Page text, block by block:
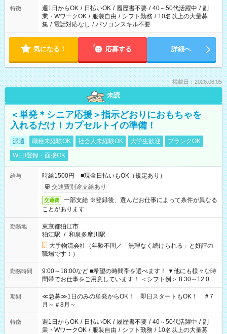
特徴 週1日からOK / 日払いOK / 履歴書不要 / 40～50代活躍中 / 副
業・WワークOK / 服装自由 / シフト勤務 / 10名以上の大量募
集 / 電話対応なし / パソコンスキル不要
気になる！ 応募する 詳細へ
掲載日：2026.08.05
未読
＜単発＊シニア応援＞指示どおりにおもちゃを
入れるだけ！カプセルトイの準備！
派遣 職種未経験OK 社会人未経験OK 大学生歓迎
ブランクOK
WEB登録・面接OK
給与
時給1500円 ■現金日払いもOK（規定あり）
交通費別途支給あり
交通費
一部支給 ※登録後、選んだお仕事によって条件が異なる
ことがあります
勤務地
東京都狛江市
狛江駅 / 和泉多摩川駅
大手物流会社（年齢不問／「無理なく続けられる」と好評の
職場です！）
勤務時間
9:00～18:00など ■希望の時間帯を選べます！ ▼他にも様々な時
間帯でお仕事をご用意しています！ ＜シフト例＞ 8:30～12:00
17:00～22:00 13:00～22:00 22:00～翌6:00 など
期間
≪急募≫1日のみの単発からOK！ 即日スタートもOK！ ＃7
月～＃8月～
特徴 週1日からOK / 日払いOK / 履歴書不要 / 40～50代活躍中 / 副
業・WワークOK / 服装自由 / シフト勤務 / 10名以上の大量募